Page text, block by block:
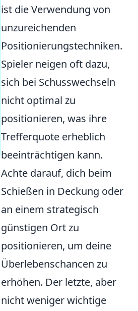
ist die Verwendung von
unzureichenden
Positionierungstechniken.
Spieler neigen oft dazu,
sich bei Schusswechseln
nicht optimal zu
positionieren, was ihre
Trefferquote erheblich
beeinträchtigen kann.
Achte darauf, dich beim
Schießen in Deckung oder
an einem strategisch
günstigen Ort zu
positionieren, um deine
Überlebenschancen zu
erhöhen. Der letzte, aber
nicht weniger wichtige